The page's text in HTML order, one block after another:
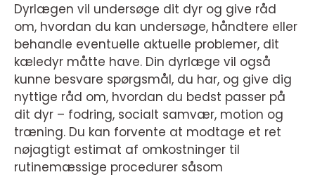
Dyrlægen vil undersøge dit dyr og give råd
om, hvordan du kan undersøge, håndtere eller
behandle eventuelle aktuelle problemer, dit
kæledyr måtte have. Din dyrlæge vil også
kunne besvare spørgsmål, du har, og give dig
nyttige råd om, hvordan du bedst passer på
dit dyr – fodring, socialt samvær, motion og
træning. Du kan forvente at modtage et ret
nøjagtigt estimat af omkostninger til
rutinemæssige procedurer såsom